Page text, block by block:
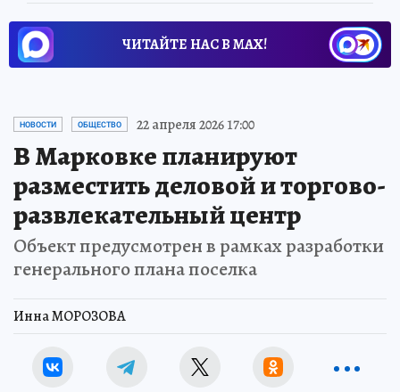
ЧИТАЙТЕ НАС В МАХ!
НОВОСТИ ОБЩЕСТВО 22 апреля 2026 17:00
В Марковке планируют
разместить деловой и торгово-
развлекательный центр
Объект предусмотрен в рамках разработки
генерального плана поселка
Инна МОРОЗОВА